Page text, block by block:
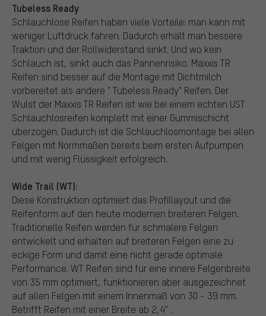
Tubeless Ready
Schlauchlose Reifen haben viele Vorteile: man kann mit
weniger Luftdruck fahren. Dadurch erhält man bessere
Traktion und der Rollwiderstand sinkt. Und wo kein
Schlauch ist, sinkt auch das Pannenrisiko. Maxxis TR
Reifen sind besser auf die Montage mit Dichtmilch
vorbereitet als andere " Tubeless Ready" Reifen. Der
Wulst der Maxxis TR Reifen ist wie bei einem echten UST
Schlauchlosreifen komplett mit einer Gummischicht
überzogen. Dadurch ist die Schlauchlosmontage bei allen
Felgen mit Normmaßen bereits beim ersten Aufpumpen
und mit wenig Flüssigkeit erfolgreich.
Wide Trail (WT):
Diese Konstruktion optimiert das Profillayout und die
Reifenform auf den heute modernen breiteren Felgen.
Traditionelle Reifen werden für schmalere Felgen
entwickelt und erhalten auf breiteren Felgen eine zu
eckige Form und damit eine nicht gerade optimale
Performance. WT Reifen sind für eine innere Felgenbreite
von 35 mm optimiert, funktionieren aber ausgezeichnet
auf allen Felgen mit einem Innenmaß von 30 - 39 mm.
Betrifft Reifen mit einer Breite ab 2,4" .